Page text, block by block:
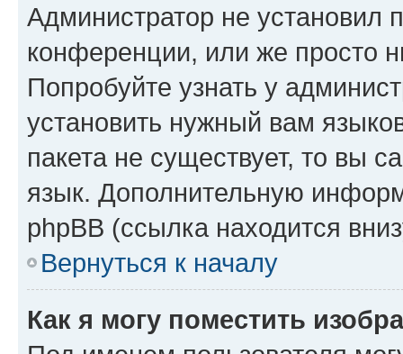
Администратор не установил
конференции, или же просто
Попробуйте узнать у
установить нужный вам
пакета не существует, то вы
язык. Дополнительную
phpBB (ссылка находится
Вернуться к началу
Как я могу поместить